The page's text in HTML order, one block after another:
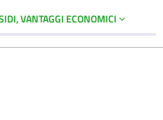
VANTAGGI ECONOMICI